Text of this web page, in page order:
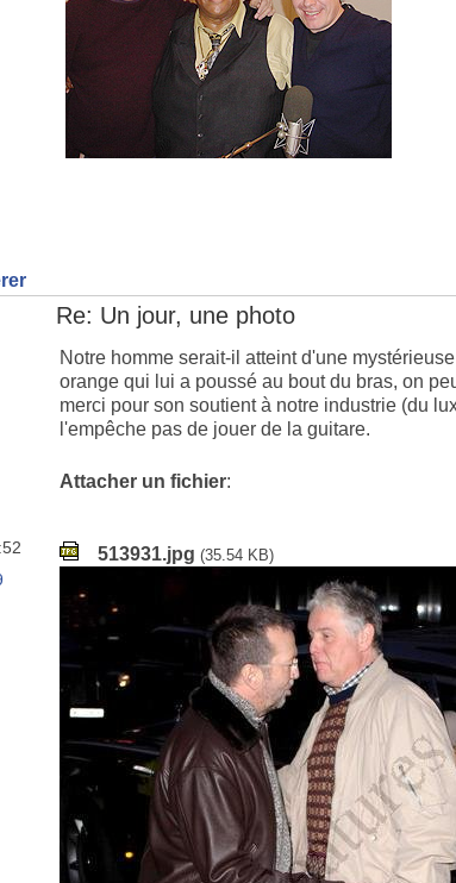
Re: Un jour, une photo
Notre homme serait-il atteint d'une
orange qui lui a poussé au bout du bras, on
merci pour son soutient à notre industrie (du
l'empêche pas de jouer de la guitare.
Attacher un fichier:
513931.jpg (35.54 KB)